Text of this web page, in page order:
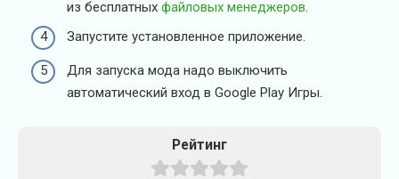
из бесплатных файловых менеджеров.
Запустите установленное приложение.
Для запуска мода надо выключить
автоматический вход в Google Play Игры.
Рейтинг